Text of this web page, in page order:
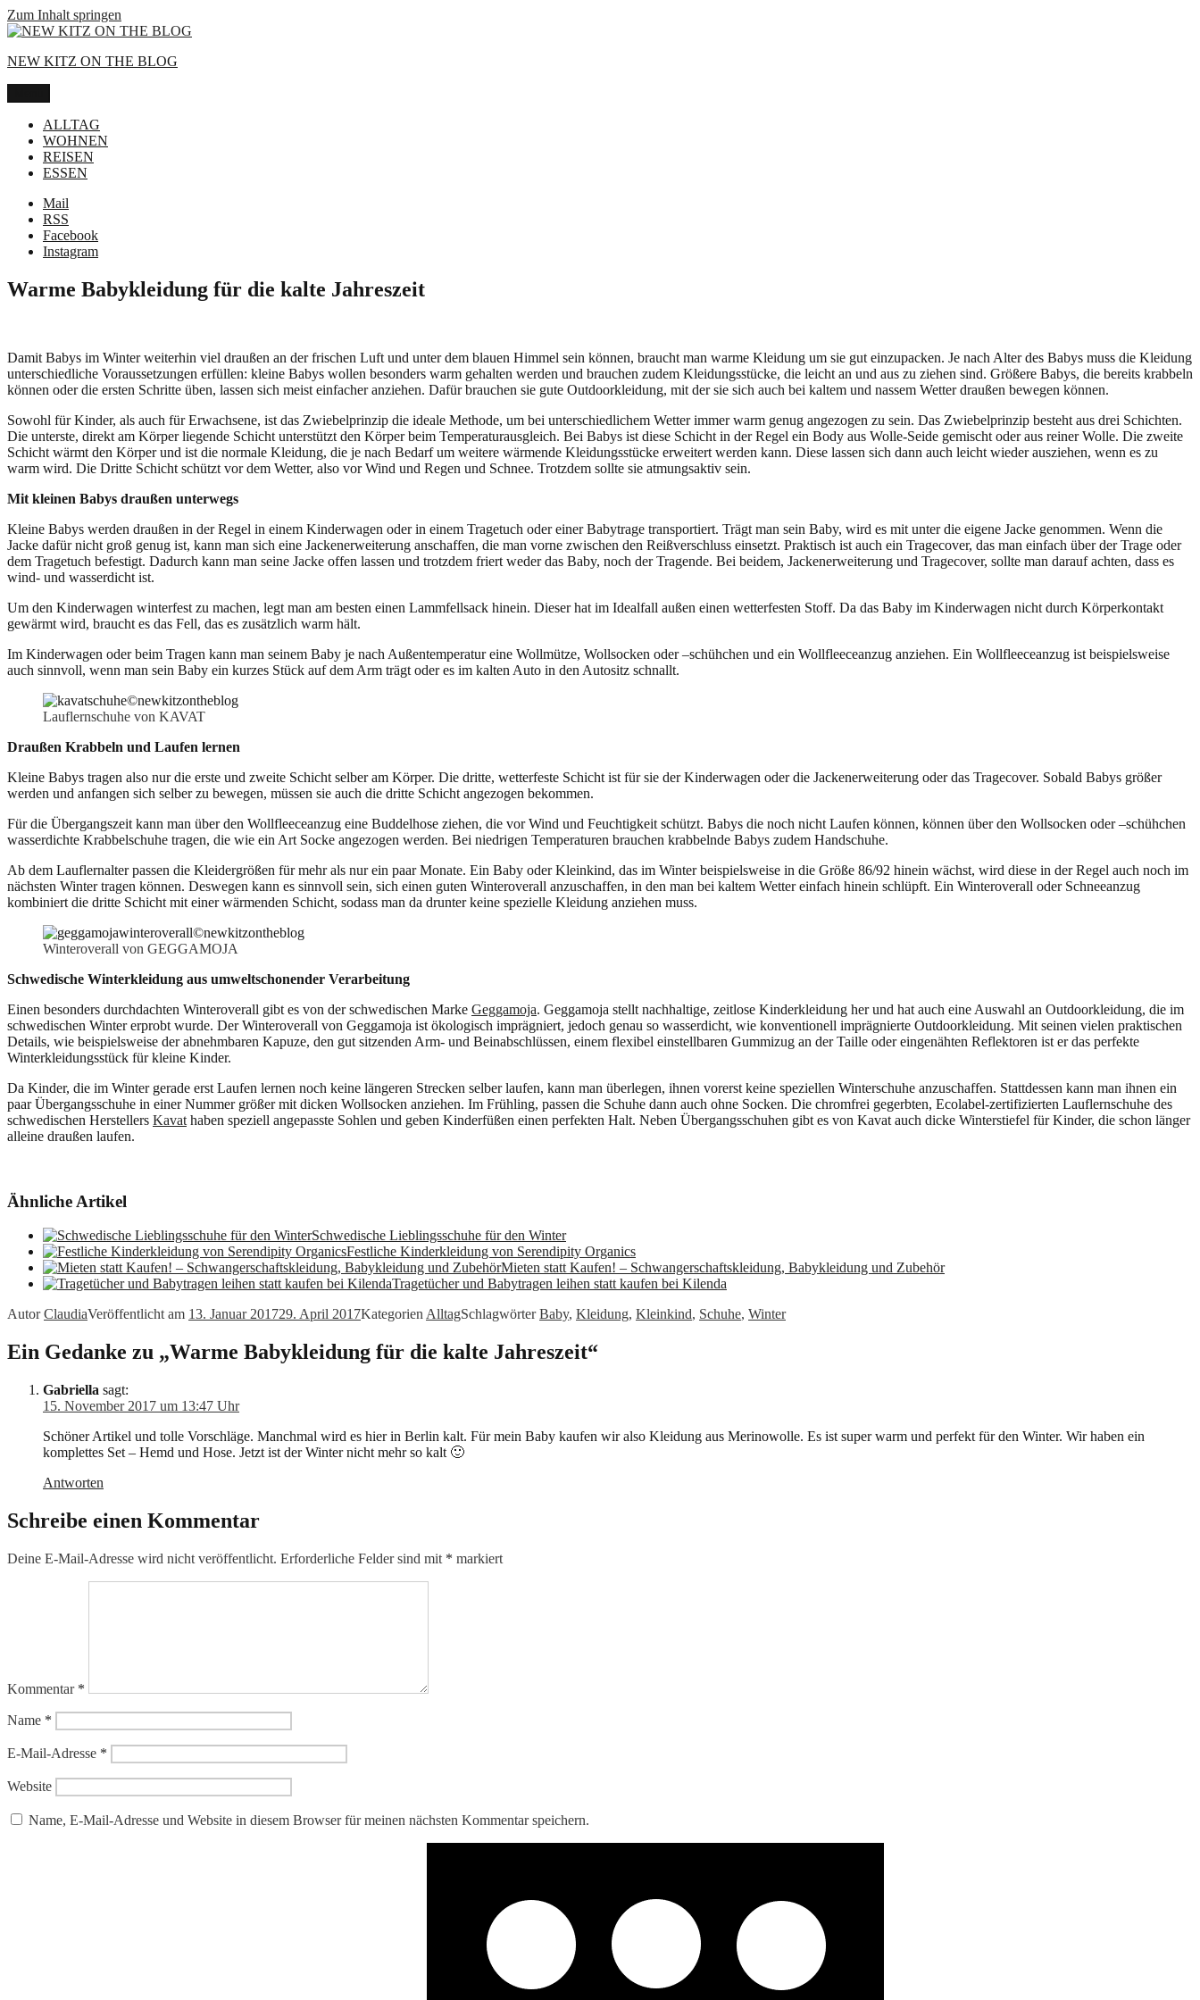
Zum Inhalt springen
NEW KITZ ON THE BLOG
ALLTAG
WOHNEN
REISEN
ESSEN
Mail
RSS
Facebook
Instagram
Warme Babykleidung für die kalte Jahreszeit
Damit Babys im Winter weiterhin viel draußen an der frischen Luft und unter dem blauen Himmel sein können, braucht man warme Kleidung um sie gut einzupacken. Je nach Alter des Babys muss die Kleidung
unterschiedliche Voraussetzungen erfüllen: kleine Babys wollen besonders warm gehalten werden und brauchen zudem Kleidungsstücke, die leicht an und aus zu ziehen sind. Größere Babys, die bereits krabbeln
können oder die ersten Schritte üben, lassen sich meist einfacher anziehen. Dafür brauchen sie gute Outdoorkleidung, mit der sie sich auch bei kaltem und nassem Wetter draußen bewegen können.
Sowohl für Kinder, als auch für Erwachsene, ist das Zwiebelprinzip die ideale Methode, um bei unterschiedlichem Wetter immer warm genug angezogen zu sein. Das Zwiebelprinzip besteht aus drei Schichten.
Die unterste, direkt am Körper liegende Schicht unterstützt den Körper beim Temperaturausgleich. Bei Babys ist diese Schicht in der Regel ein Body aus Wolle-Seide gemischt oder aus reiner Wolle. Die zweite
Schicht wärmt den Körper und ist die normale Kleidung, die je nach Bedarf um weitere wärmende Kleidungsstücke erweitert werden kann. Diese lassen sich dann auch leicht wieder ausziehen, wenn es zu
warm wird. Die Dritte Schicht schützt vor dem Wetter, also vor Wind und Regen und Schnee. Trotzdem sollte sie atmungsaktiv sein.
Mit kleinen Babys draußen unterwegs
Kleine Babys werden draußen in der Regel in einem Kinderwagen oder in einem Tragetuch oder einer Babytrage transportiert. Trägt man sein Baby, wird es mit unter die eigene Jacke genommen. Wenn die
Jacke dafür nicht groß genug ist, kann man sich eine Jackenerweiterung anschaffen, die man vorne zwischen den Reißverschluss einsetzt. Praktisch ist auch ein Tragecover, das man einfach über der Trage oder
dem Tragetuch befestigt. Dadurch kann man seine Jacke offen lassen und trotzdem friert weder das Baby, noch der Tragende. Bei beidem, Jackenerweiterung und Tragecover, sollte man darauf achten, dass es
wind- und wasserdicht ist.
Um den Kinderwagen winterfest zu machen, legt man am besten einen Lammfellsack hinein. Dieser hat im Idealfall außen einen wetterfesten Stoff. Da das Baby im Kinderwagen nicht durch Körperkontakt
gewärmt wird, braucht es das Fell, das es zusätzlich warm hält.
Im Kinderwagen oder beim Tragen kann man seinem Baby je nach Außentemperatur eine Wollmütze, Wollsocken oder –schühchen und ein Wollfleeceanzug anziehen. Ein Wollfleeceanzug ist beispielsweise
auch sinnvoll, wenn man sein Baby ein kurzes Stück auf dem Arm trägt oder es im kalten Auto in den Autositz schnallt.
Lauflernschuhe von KAVAT
Draußen Krabbeln und Laufen lernen
Kleine Babys tragen also nur die erste und zweite Schicht selber am Körper. Die dritte, wetterfeste Schicht ist für sie der Kinderwagen oder die Jackenerweiterung oder das Tragecover. Sobald Babys größer
werden und anfangen sich selber zu bewegen, müssen sie auch die dritte Schicht angezogen bekommen.
Für die Übergangszeit kann man über den Wollfleeceanzug eine Buddelhose ziehen, die vor Wind und Feuchtigkeit schützt. Babys die noch nicht Laufen können, können über den Wollsocken oder –schühchen
wasserdichte Krabbelschuhe tragen, die wie ein Art Socke angezogen werden. Bei niedrigen Temperaturen brauchen krabbelnde Babys zudem Handschuhe.
Ab dem Lauflernalter passen die Kleidergrößen für mehr als nur ein paar Monate. Ein Baby oder Kleinkind, das im Winter beispielsweise in die Größe 86/92 hinein wächst, wird diese in der Regel auch noch im
nächsten Winter tragen können. Deswegen kann es sinnvoll sein, sich einen guten Winteroverall anzuschaffen, in den man bei kaltem Wetter einfach hinein schlüpft. Ein Winteroverall oder Schneeanzug
kombiniert die dritte Schicht mit einer wärmenden Schicht, sodass man da drunter keine spezielle Kleidung anziehen muss.
Winteroverall von GEGGAMOJA
Schwedische Winterkleidung aus umweltschonender Verarbeitung
Einen besonders durchdachten Winteroverall gibt es von der schwedischen Marke Geggamoja. Geggamoja stellt nachhaltige, zeitlose Kinderkleidung her und hat auch eine Auswahl an Outdoorkleidung, die im
schwedischen Winter erprobt wurde. Der Winteroverall von Geggamoja ist ökologisch imprägniert, jedoch genau so wasserdicht, wie konventionell imprägnierte Outdoorkleidung. Mit seinen vielen praktischen
Details, wie beispielsweise der abnehmbaren Kapuze, den gut sitzenden Arm- und Beinabschlüssen, einem flexibel einstellbaren Gummizug an der Taille oder eingenähten Reflektoren ist er das perfekte
Winterkleidungsstück für kleine Kinder.
Da Kinder, die im Winter gerade erst Laufen lernen noch keine längeren Strecken selber laufen, kann man überlegen, ihnen vorerst keine speziellen Winterschuhe anzuschaffen. Stattdessen kann man ihnen ein
paar Übergangsschuhe in einer Nummer größer mit dicken Wollsocken anziehen. Im Frühling, passen die Schuhe dann auch ohne Socken. Die chromfrei gegerbten, Ecolabel-zertifizierten Lauflernschuhe des
schwedischen Herstellers Kavat haben speziell angepasste Sohlen und geben Kinderfüßen einen perfekten Halt. Neben Übergangsschuhen gibt es von Kavat auch dicke Winterstiefel für Kinder, die schon länger
alleine draußen laufen.
Ähnliche Artikel
Schwedische Lieblingsschuhe für den Winter
Festliche Kinderkleidung von Serendipity Organics
Mieten statt Kaufen! – Schwangerschaftskleidung, Babykleidung und Zubehör
Tragetücher und Babytragen leihen statt kaufen bei Kilenda
AutorClaudiaVeröffentlicht am 13. Januar 201729. April 2017Kategorien AlltagSchlagwörterBaby, Kleidung, Kleinkind, Schuhe, Winter
Ein Gedanke zu „Warme Babykleidung für die kalte Jahreszeit“
Gabriella sagt:
15. November 2017 um 13:47 Uhr
Schöner Artikel und tolle Vorschläge. Manchmal wird es hier in Berlin kalt. Für mein Baby kaufen wir also Kleidung aus Merinowolle. Es ist super warm und perfekt für den Winter. Wir haben ein
komplettes Set – Hemd und Hose. Jetzt ist der Winter nicht mehr so kalt 🙂
Antworten
Schreibe einen Kommentar
Deine E-Mail-Adresse wird nicht veröffentlicht. Erforderliche Felder sind mit * markiert
Kommentar *
Name *
E-Mail-Adresse *
Website
Name, E-Mail-Adresse und Website in diesem Browser für meinen nächsten Kommentar speichern.